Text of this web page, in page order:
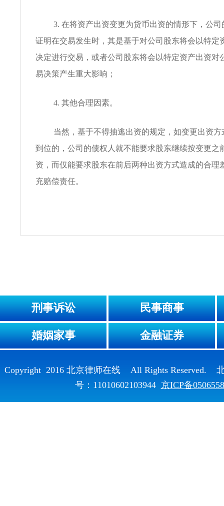
3. 在将资产出资变更为货币出资的情形下，公
证明在交易发生时，其是基于对公司股东将会以特定
决定进行交易，或者公司股东将会以特定资产出资对
易决策产生重大影响；
4. 其他合理因素。
当然，基于不得抽逃出资的规定，如变更出资
到位的，公司的债权人就不能要求股东继续按变更之
资，而仅能要求股东在前后两种出资方式造成的合理
充赔偿责任。
刑事诉讼 民事商事
婚姻家事 金融证券
Copyright 2016 北京律师在线 All Rights Reserved.
号：11010602103944 京ICP备